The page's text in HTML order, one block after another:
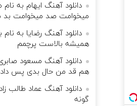
دانلود آهنگ ایهام به
میخوامت صد میخوامت
دانلود آهنگ رضایا به نام
همیشه بالاست پرچمم
دانلود آهنگ مسعود
هم قد من حال بدی پس
دانلود آهنگ عماد طالب
گونه